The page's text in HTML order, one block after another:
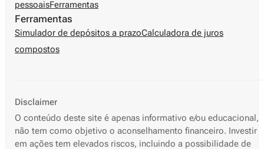
pessoaisFerramentas
Ferramentas
Simulador de depósitos a prazoCalculadora de juros
compostos
Disclaimer
O conteúdo deste site é apenas informativo e/ou educacional,
não tem como objetivo o aconselhamento financeiro. Investir
em ações tem elevados riscos, incluindo a possibilidade de